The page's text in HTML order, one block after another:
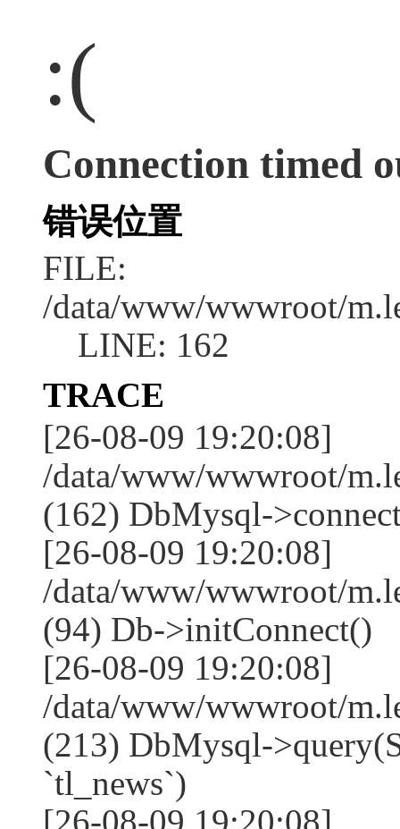
:(
Connection timed
错误位置
FILE:
/data/www/wwwroot/
LINE: 162
TRACE
[26-08-09 19:20:08]
/data/www/wwwroot/
(162) DbMysql-
[26-08-09 19:20:08]
/data/www/wwwroot/
(94) Db->initConnect()
[26-08-09 19:20:08]
/data/www/wwwroot/
(213) DbMysql-
`tl_news`)